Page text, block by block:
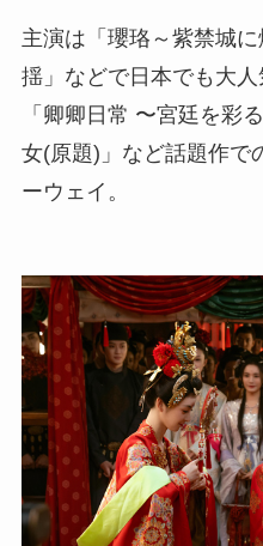
主演は「瓔珞～紫禁城
揺」などで日本でも大人
「卿卿日常 〜宮廷を彩
女(原題)」など話題作で
ーウェイ。